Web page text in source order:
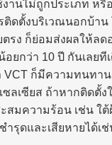
านไม่ถูกประเภท หรื
ติดตั้งบริเวณนอกบ้า
รง ก็ย่อมส่งผลให้ลด
ยกว่า 10 ปี กันเลยที
VCT ก็มีความทนทา
ซลเซียส ถ้าหากติดตั้
สมความร้อน เช่น ใต้
ำรุดและเสียหายได้เ